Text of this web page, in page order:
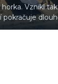
Vznikl